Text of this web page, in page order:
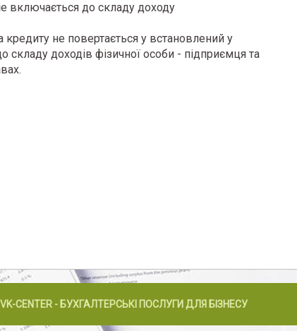
включається до складу доходу
не повертається у встановлений у
складу доходів фізичної особи - підприємця та
VK-CENTER - БУХГАЛТЕРСЬКІ ПОСЛУГИ ДЛЯ БІЗНЕСУ